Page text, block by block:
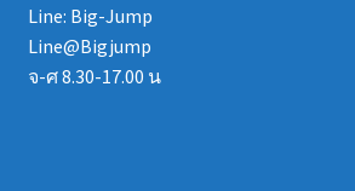
Line: Big-Jump
Line@Bigjump
จ-ศ 8.30-17.00 น